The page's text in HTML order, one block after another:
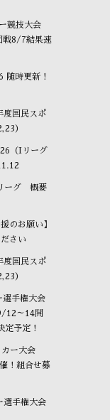
競技大会
戦8/7結果速
随時更新！
度国民スポ
）
（Iリーグ
ーグ 概要
のお願い】
さい
度国民スポ
）
手権大会
12～14開
予定！
ー大会
！組合せ募
選手権大会